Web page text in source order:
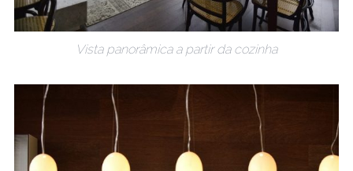
Vista panorâmica a partir da cozinha